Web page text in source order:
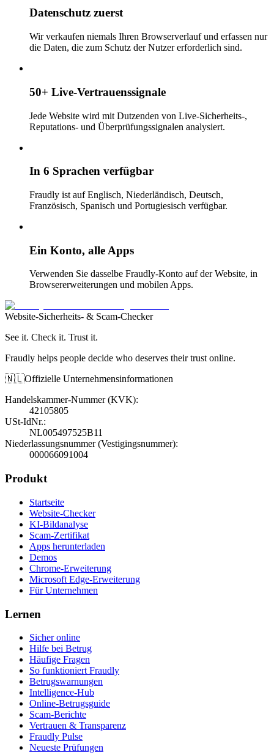
Datenschutz zuerst
Wir verkaufen niemals Ihren Browserverlauf und erfassen nur
die Daten, die zum Schutz der Nutzer erforderlich sind.
50+ Live-Vertrauenssignale
Jede Website wird mit Dutzenden von Live-Sicherheits-,
Reputations- und Überprüfungssignalen analysiert.
In 6 Sprachen verfügbar
Fraudly ist auf Englisch, Niederländisch, Deutsch,
Französisch, Spanisch und Portugiesisch verfügbar.
Ein Konto, alle Apps
Verwenden Sie dasselbe Fraudly-Konto auf der Website, in
Browsererweiterungen und mobilen Apps.
Website-Sicherheits- & Scam-Checker
See it. Check it. Trust it.
Fraudly helps people decide who deserves their trust online.
🇳🇱Offizielle Unternehmensinformationen
Handelskammer-Nummer (KVK):
42105805
USt-IdNr.:
NL005497525B11
Niederlassungsnummer (Vestigingsnummer):
000066091004
Produkt
Startseite
Website-Checker
KI-Bildanalyse
Scam-Zertifikat
Apps herunterladen
Demos
Chrome-Erweiterung
Microsoft Edge-Erweiterung
Für Unternehmen
Lernen
Sicher online
Hilfe bei Betrug
Häufige Fragen
So funktioniert Fraudly
Betrugswarnungen
Intelligence-Hub
Online-Betrugsguide
Scam-Berichte
Vertrauen & Transparenz
Fraudly Pulse
Neueste Prüfungen